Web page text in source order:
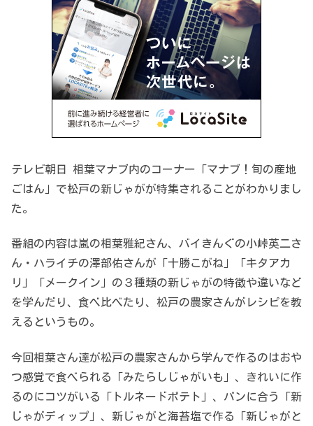
テレビ朝日 相葉マナブ内のコーナー「マナブ！旬の産地
ごはん」で松戸の新じゃがが特集されることがわかりまし
た。
番組の内容は嵐の相葉雅紀さん、バイきんぐの小峠英二さ
ん・ハライチの澤部佑さんが「十勝こがね」「キタアカ
リ」「メークイン」の３種類の新じゃがの特徴や違いなど
を学んだり、食べ比べたり、松戸の農家さんがレシピを教
えるというもの。
今回相葉さん達が松戸の農家さんから学んで作るのはおや
つ感覚で食べられる「みたらしじゃがいも」、きれいに作
るのにコツがいる「トルネードポテト」、パンに合う「新
じゃがディップ」、新じゃがと海苔塩で作る「新じゃがと